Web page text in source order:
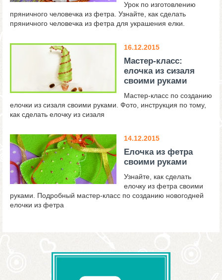
Урок по изготовлению
пряничного человечка из фетра. Узнайте, как сделать
пряничного человечка из фетра для украшения елки.
16.12.2015
Мастер-класс:
елочка из сизаля
своими руками
Мастер-класс по созданию
елочки из сизаля своими руками. Фото, инструкция по тому,
как сделать елочку из сизаля
14.12.2015
Елочка из фетра
своими руками
Узнайте, как сделать
елочку из фетра своими
руками. Подробный мастер-класс по созданию новогодней
елочки из фетра